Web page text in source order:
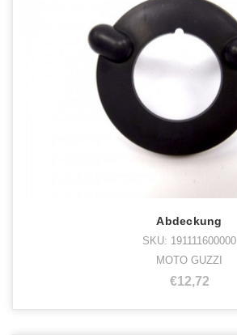
Abdeckung
SKU: 191111600000
MOTO GUZZI
€12,72